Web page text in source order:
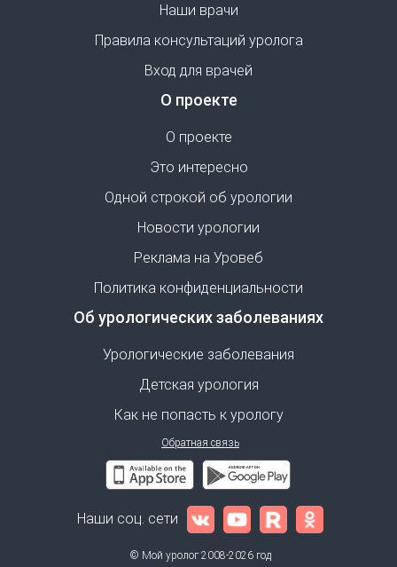
Наши врачи
Правила консультаций уролога
Вход для врачей
О проекте
О проекте
Это интересно
Одной строкой об урологии
Новости урологии
Реклама на Уровеб
Политика конфиденциальности
Об урологических заболеваниях
Урологические заболевания
Детская урология
Как не попасть к урологу
Обратная связь
Наши соц. сети
© Мой уролог 2008-2026 год